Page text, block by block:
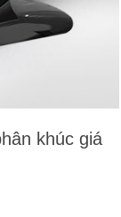
khúc giá